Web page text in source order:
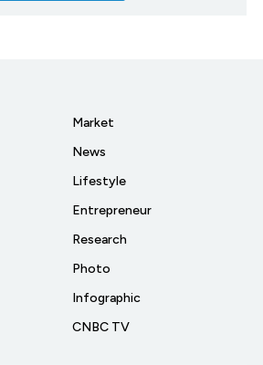
Market
News
Lifestyle
Entrepreneur
Research
Photo
Infographic
CNBC TV